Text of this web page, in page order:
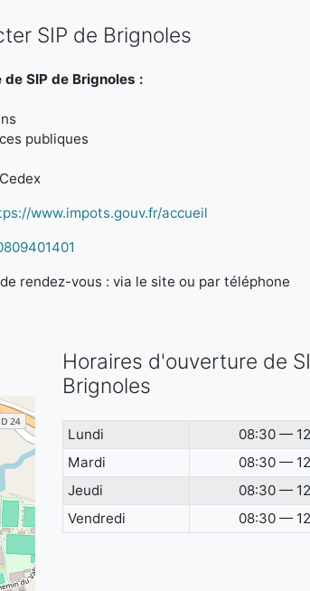
SIP de Brignoles
SIP de Brignoles :
publiques
www.impots.gouv.fr/accueil
rendez-vous : via le site ou par téléphone
Horaires d'ouverture de
Brignoles
Lundi
08:30 —
Mardi
08:30 —
Jeudi
08:30 —
Vendredi
08:30 —